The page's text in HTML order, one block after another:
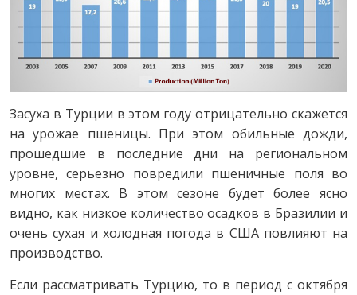
Засуха в Турции в этом году отрицательно скажется
на урожае пшеницы. При этом обильные дожди,
прошедшие в последние дни на региональном
уровне, серьезно повредили пшеничные поля во
многих местах. В этом сезоне будет более ясно
видно, как низкое количество осадков в Бразилии и
очень сухая и холодная погода в США повлияют на
производство.
Если рассматривать Турцию, то в период с октября